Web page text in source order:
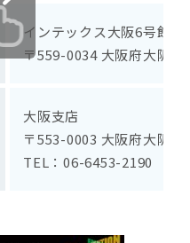
インテックス大阪6号館C
〒559-0034 大阪府大阪
大阪支店
〒553-0003 大阪府大阪
TEL：06-6453-2190